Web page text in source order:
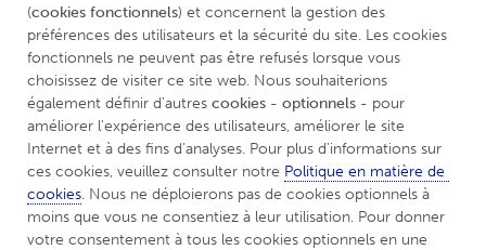
UCBCares
Conseils et ressources
Questions les plus fréquemment posées
Questions les plus
fréquemment posées
(FAQ)
(cookies fonctionnels) et concernent la gestion des
préférences des utilisateurs et la sécurité du site. Les cookies
fonctionnels ne peuvent pas être refusés lorsque vous
choisissez de visiter ce site web. Nous souhaiterions
également définir d'autres cookies - optionnels - pour
améliorer l'expérience des utilisateurs, améliorer le site
Internet et à des fins d’analyses. Pour plus d'informations sur
ces cookies, veuillez consulter notre Politique en matière de
cookies. Nous ne déploierons pas de cookies optionnels à
moins que vous ne consentiez à leur utilisation. Pour donner
votre consentement à tous les cookies optionnels en une